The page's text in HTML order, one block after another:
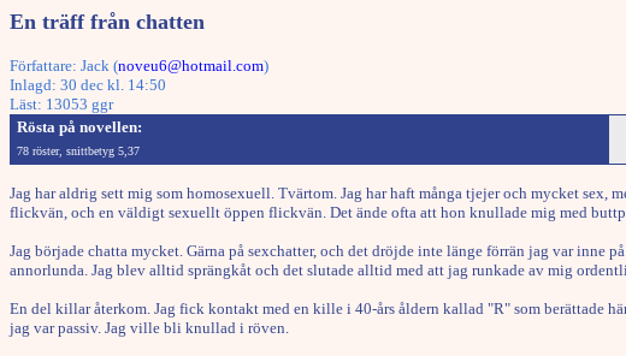
En träff från chatten
Författare: Jack (noveu6@hotmail.com)
Inlagd: 30 dec kl. 14:50
Läst: 13053 ggr
Rösta på novellen:
78 röster, snittbetyg 5,37
Jag har aldrig sett mig som homosexuell. Tvärtom. Jag har haft många tjejer och mycket
flickvän, och en väldigt sexuellt öppen flickvän. Det ände ofta att hon knullade mig med
Jag började chatta mycket. Gärna på sexchatter, och det dröjde inte länge förrän jag var
annorlunda. Jag blev alltid sprängkåt och det slutade alltid med att jag runkade av mig
En del killar återkom. Jag fick kontakt med en kille i 40-års åldern kallad "R" som berättade
jag var passiv. Jag ville bli knullad i röven.